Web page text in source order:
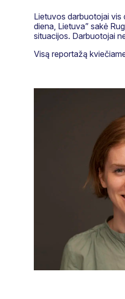
Lietuvos darbuotojai vis
diena, Lietuva” sakė
situacijos. Darbuotojai
Visą reportažą